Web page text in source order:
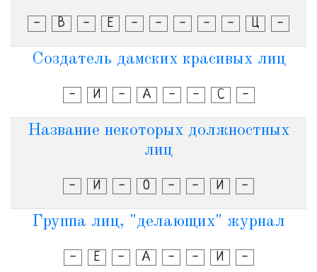
- В - Е - - - - - Ц -
Создатель дамских красивых лиц
- И - А - - С -
Название некоторых должностных
лиц
- И - О - - И -
Группа лиц, "делающих" журнал
- Е - А - - И -